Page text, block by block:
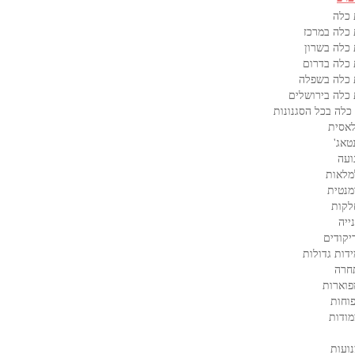
כלה
כלה במרכז
כלה בשרון
כלה בדרום
כלה בשפלה
בירושלים
בכל הסגנונות
גדולות